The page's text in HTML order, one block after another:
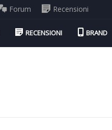
Forum Recensioni
RECENSIONI BRAND